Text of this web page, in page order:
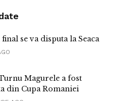
se va disputa la Seaca
Magurele a fost
din Cupa Romaniei